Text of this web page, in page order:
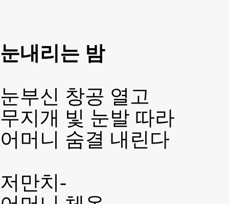
눈내리는 밤
눈부신 창공 열고
무지개 빛 눈발 따라
어머니 숨결 내린다
저만치-